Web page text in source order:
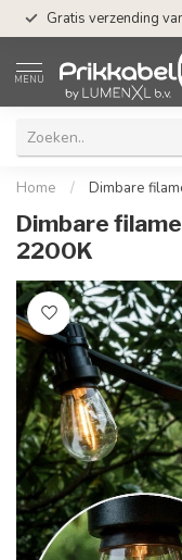
Gratis verzending
MENU
Home / Dimbare
Dimbare
2200K